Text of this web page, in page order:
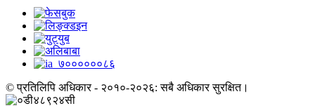
© प्रतिलिपि अधिकार - २०१०-२०२६: सबै अधिकार सुरक्षित।